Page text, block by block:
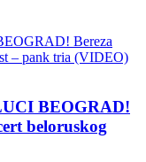
BEOGRAD!
beloruskog